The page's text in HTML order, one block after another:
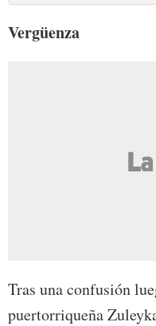
Vergüenza
Tras una confusión
puertorriqueña